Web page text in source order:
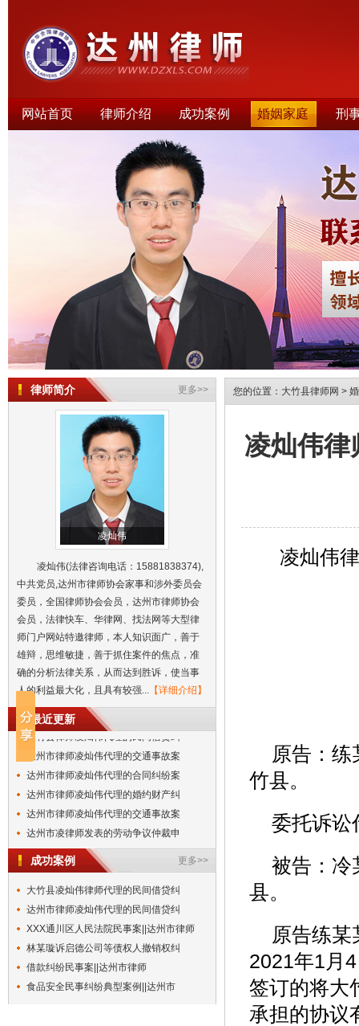
网站首页 律师介绍 成功案例 婚姻家庭 刑
律师简介 更多>>
凌灿伟
凌灿伟(法律咨询电话：15881838374),
中共党员,达州市律师协会家事和涉外委员会
委员，全国律师协会会员，达州市律师协会
会员，法律快车、华律网、找法网等大型律
师门户网站特邀律师，本人知识面广，善于
雄辩，思维敏捷，善于抓住案件的焦点，准
确的分析法律关系，从而达到胜诉，使当事
人的利益最大化，且具有较强... 【详细介绍】
最近更新
凌灿伟律师代理的练某某与冷某某离
凌灿伟律师代理的练某某与冷某某离
凌灿伟律师代理的练某某与冷某某离
凌灿伟律师代理的练某某与冷某某离
大竹县律师凌灿伟代理的民间借贷纠
达州市律师凌灿伟代理的交通事故案
达州市律师凌灿伟代理的合同纠纷案
达州市律师凌灿伟代理的婚约财产纠
达州市律师凌灿伟代理的交通事故案
达州市凌律师发表的劳动争议仲裁申
凌灿伟律师代理的练某某与冷某某离
凌灿伟律师代理的练某某与冷某某离
凌灿伟律师代理的练某某与冷某某离
大竹县律师凌灿伟代理的民间借贷纠
达州市律师凌灿伟代理的交通事故案
达州市律师凌灿伟代理的合同纠纷案
达州市律师凌灿伟代理的婚约财产纠
成功案例 更多>>
大竹县凌灿伟律师代理的民间借贷纠
达州市律师凌灿伟代理的民间借贷纠
XXX通川区人民法院民事案||达州市律师
林某璇诉启德公司等债权人撤销权纠
借款纠纷民事案||达州市律师
食品安全民事纠纷典型案例||达州市
您的位置： 大竹县律师网 >
凌灿伟律
凌灿伟
原告：
竹县。
委托诉讼
被告：冷
县。
原告练
2021年1月
签订的将大
承担的协议